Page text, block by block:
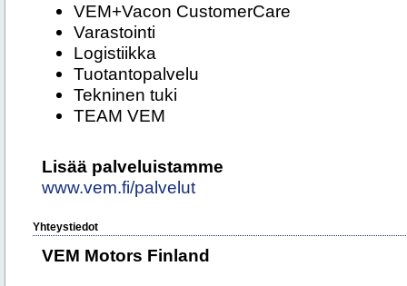
VEM+Vacon CustomerCare
Varastointi
Logistiikka
Tuotantopalvelu
Tekninen tuki
TEAM VEM
Lisää palveluistamme
www.vem.fi/palvelut
Yhteystiedot
VEM Motors Finland